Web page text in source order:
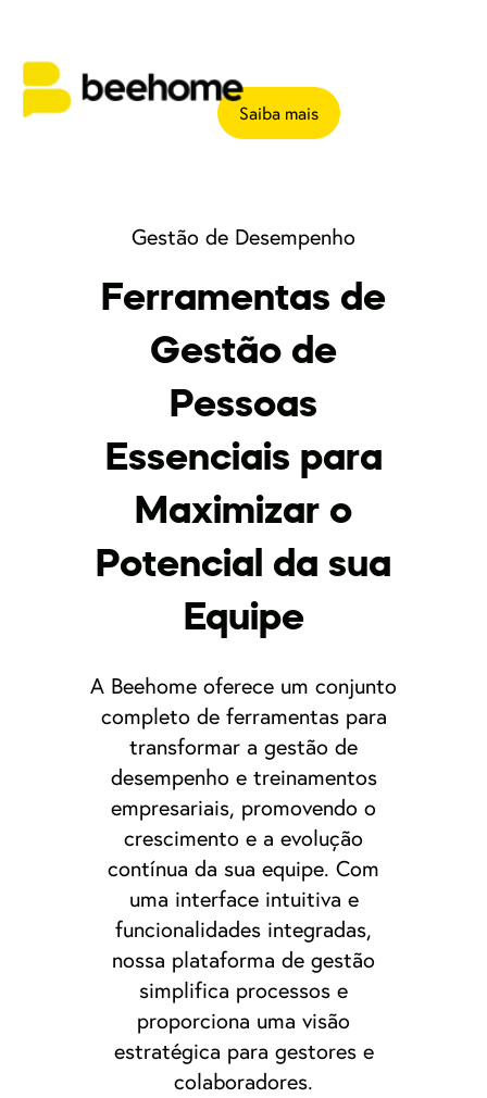
Saiba mais
Gestão de Desempenho
Ferramentas de
Gestão de
Pessoas
Essenciais para
Maximizar o
Potencial da sua
Equipe
A Beehome oferece um conjunto
completo de ferramentas para
transformar a gestão de
desempenho e treinamentos
empresariais, promovendo o
crescimento e a evolução
contínua da sua equipe. Com
uma interface intuitiva e
funcionalidades integradas,
nossa plataforma de gestão
simplifica processos e
proporciona uma visão
estratégica para gestores e
colaboradores.